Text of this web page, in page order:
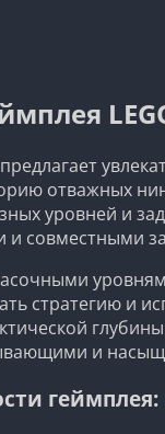
отважных
уровней и
совместными
стратегию и
и
геймплея: